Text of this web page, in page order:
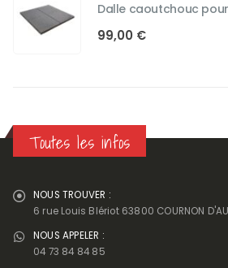
Dalle caoutchouc
99,00 €
Toutes les infos
NOUS TROUVER :
6 rue Louis Blériot 63800 COURNON
NOUS APPELER :
04 73 84 84 85